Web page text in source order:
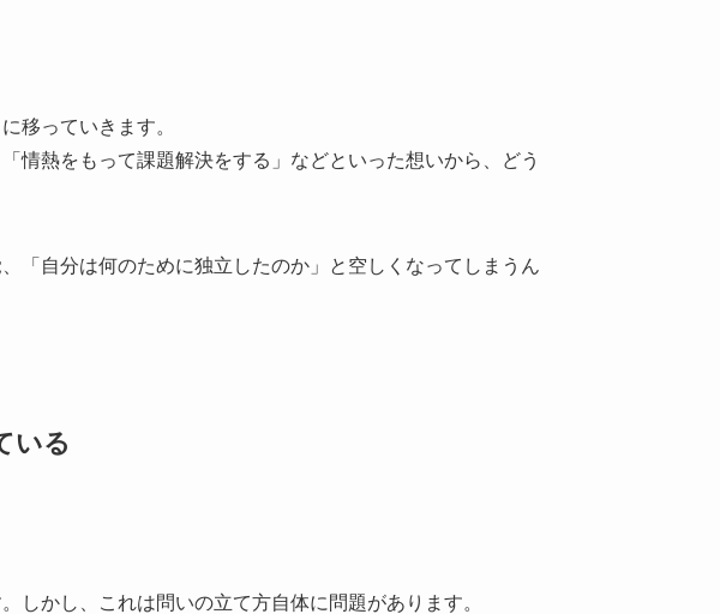
移っていきます。
情熱をもって課題解決をする」などといった想いから、どう
「自分は何のために独立したのか」と空しくなってしまうん
いる
しかし、これは問いの立て方自体に問題があります。